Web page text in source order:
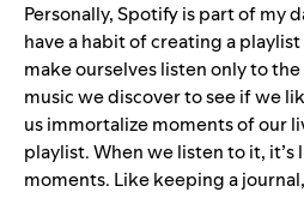
Personally, Spotify is part of my
have a habit of creating a
make ourselves listen only to
music we discover to see if we
us immortalize moments of our
playlist. When we listen to it,
moments. Like keeping a